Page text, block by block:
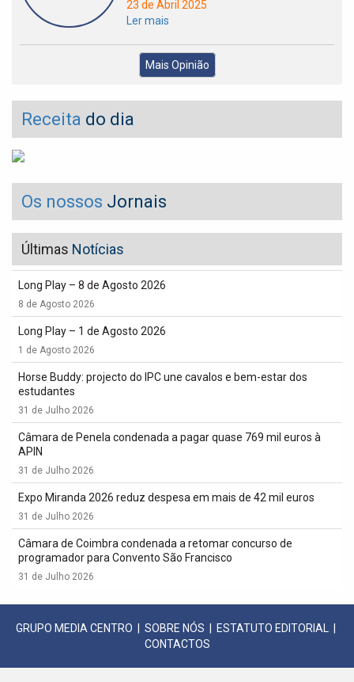
23 de Abril 2025
Ler mais
Mais Opinião
Receita do dia
Os nossos Jornais
Últimas Notícias
Long Play – 8 de Agosto 2026
8 de Agosto 2026
Long Play – 1 de Agosto 2026
1 de Agosto 2026
Horse Buddy: projecto do IPC une cavalos e bem-estar dos
estudantes
31 de Julho 2026
Câmara de Penela condenada a pagar quase 769 mil euros à
APIN
31 de Julho 2026
Expo Miranda 2026 reduz despesa em mais de 42 mil euros
31 de Julho 2026
Câmara de Coimbra condenada a retomar concurso de
programador para Convento São Francisco
31 de Julho 2026
GRUPO MEDIA CENTRO SOBRE NÓS ESTATUTO EDITORIAL
CONTACTOS